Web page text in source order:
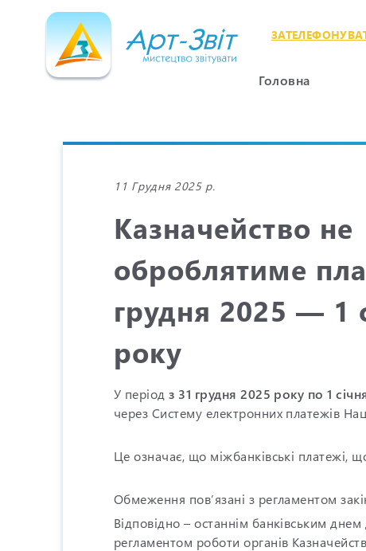
Головна
11 Грудня 2025 р.
Казначейство не
оброблятиме
грудня 2025 — 1
року
У періодз 31 грудня 2025 року по 1
через Систему електронних платежів
Це означає, що міжбанківські платежі,
Обмеження пов’язані з регламентом
Відповідно – останнім банківським
регламентом роботи органів